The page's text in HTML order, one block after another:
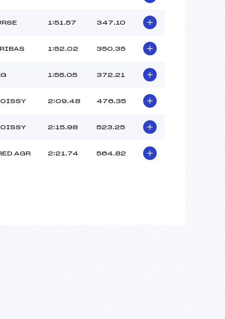
1:51.57 347.10
1:52.02 350.35
1:55.05 372.21
2:09.48 476.35
2:15.98 523.25
AGR 2:21.74 564.82